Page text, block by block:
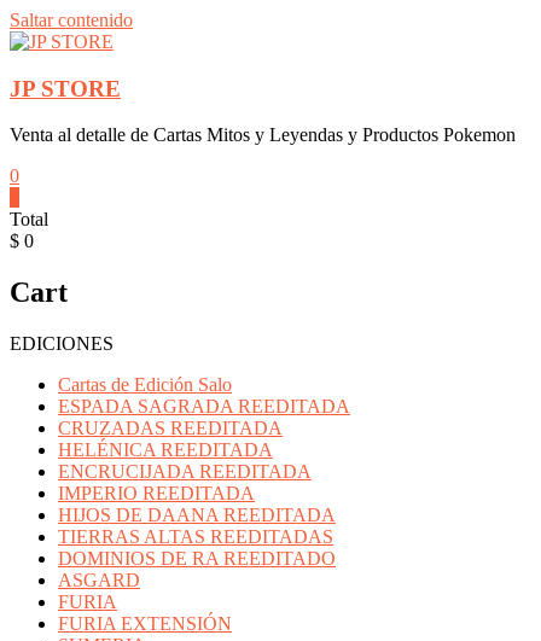
Saltar contenido
JP STORE
Venta al detalle de Cartas Mitos y Leyendas y Productos Pokemon
0
Total
$ 0
Cart
EDICIONES
Cartas de Edición Salo
ESPADA SAGRADA REEDITADA
CRUZADAS REEDITADA
HELÉNICA REEDITADA
ENCRUCIJADA REEDITADA
IMPERIO REEDITADA
HIJOS DE DAANA REEDITADA
TIERRAS ALTAS REEDITADAS
DOMINIOS DE RA REEDITADO
ASGARD
FURIA
FURIA EXTENSIÓN